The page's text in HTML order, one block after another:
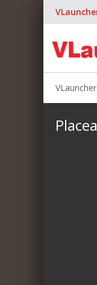
VLauncher